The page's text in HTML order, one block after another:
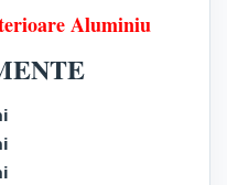
Aluminiu